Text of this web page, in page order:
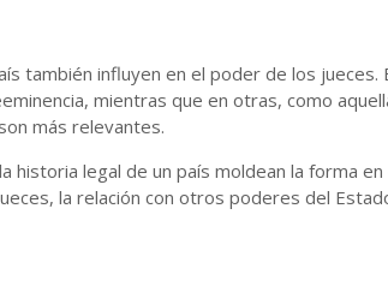
también influyen en el poder de los
mientras que en otras, como
más relevantes.
historia legal de un país moldean la forma
la relación con otros poderes del